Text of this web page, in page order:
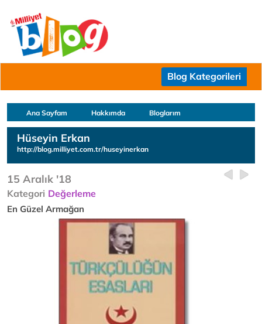
Blog Kategorileri
Ana Sayfam Hakkımda Bloglarım
Hüseyin Erkan
http://blog.milliyet.com.tr/huseyinerkan
15 Aralık '18
Kategori Değerleme
En Güzel Armağan